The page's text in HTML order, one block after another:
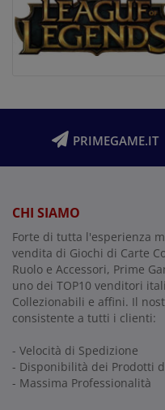
PRIMEGAME.IT
CHI SIAMO
Forte di tutta l'esperienza
vendita di Giochi di Carte
Ruolo e Accessori, Prime
uno dei TOP10 venditori
Collezionabili e affini. Il
consistente a tutti i clienti:
- Velocità di Spedizione
- Disponibilità dei Prodotti
- Massima Professionalità